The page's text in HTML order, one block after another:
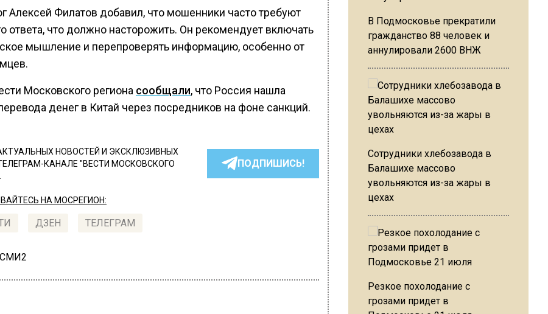
Алексей Филатов добавил, что мошенники часто требуют
ответа, что должно насторожить. Он рекомендует включать
мышление и перепроверять информацию, особенно от
Московского региона сообщали, что Россия нашла
денег в Китай через посредников на фоне санкций.
НОВОСТЕЙ И ЭКСКЛЮЗИВНЫХ
КАНАЛЕ "ВЕСТИ МОСКОВСКОГО
ПОДПИШИСЬ!
НА МОСРЕГИОН:
ДЗЕН ТЕЛЕГРАМ
СМИ2
В Подмосковье прекратили
гражданство 88 человек и
аннулировали 2600 ВНЖ
Сотрудники хлебозавода в
Балашихе массово
увольняются из-за жары в
цехах
Резкое похолодание с
грозами придет в